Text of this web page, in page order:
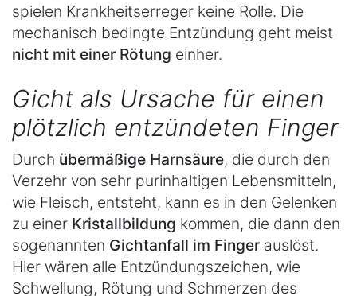
spielen Krankheitserreger keine Rolle. Die
mechanisch bedingte Entzündung geht meist
nicht mit einer Rötung einher.
Gicht als Ursache für einen
plötzlich entzündeten Finger
Durch übermäßige Harnsäure, die durch den
Verzehr von sehr purinhaltigen Lebensmitteln,
wie Fleisch, entsteht, kann es in den Gelenken
zu einer Kristallbildung kommen, die dann den
sogenannten Gichtanfall im Finger auslöst.
Hier wären alle Entzündungszeichen, wie
Schwellung, Rötung und Schmerzen des